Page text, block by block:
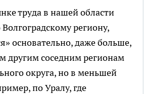
труда в нашей области
региону,
основательно, даже больше,
другим соседним регионам
округа, но в меньшей
по Уралу, где